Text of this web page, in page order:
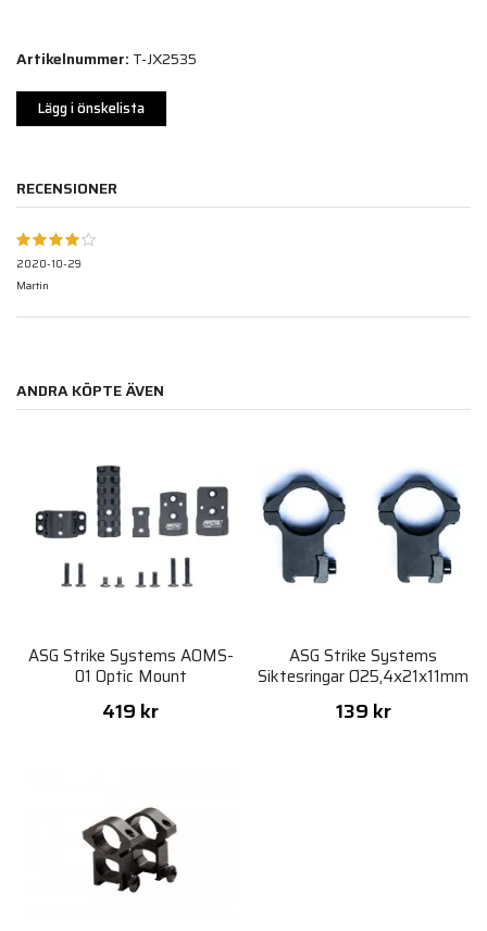
Artikelnummer: T-JX2535
Lägg i önskelista
RECENSIONER
2020-10-29
Martin
ANDRA KÖPTE ÄVEN
ASG Strike Systems AOMS-
01 Optic Mount
419 kr
ASG Strike Systems
Siktesringar Ø25,4x21x11mm
- för Luftvapen
139 kr